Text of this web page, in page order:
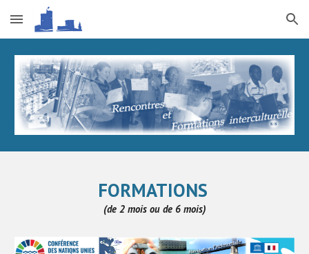
Skip to main content Skip to navigation
FORMATIONS
(de 2 mois ou de 6 mois)